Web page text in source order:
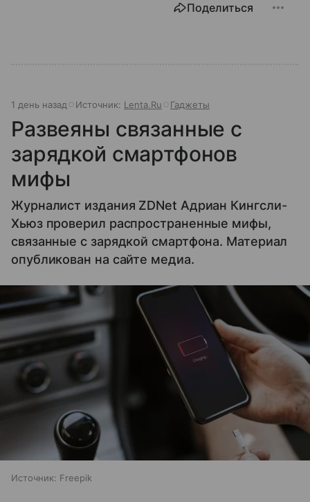
Поделиться
1 день назад Источник: Lenta.Ru Гаджеты
Развеяны связанные с
зарядкой смартфонов
мифы
Журналист издания ZDNet Адриан Кингсли-
Хьюз проверил распространенные мифы,
связанные с зарядкой смартфона. Материал
опубликован на сайте медиа.
Источник: Freepik